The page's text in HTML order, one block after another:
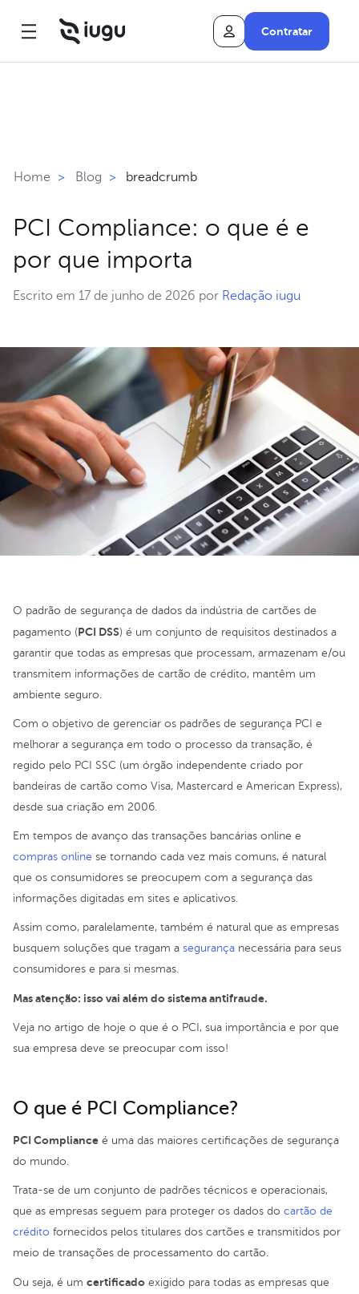
Contratar
Home > Blog > breadcrumb
PCI Compliance: o que é e
por que importa
Escrito em 17 de junho de 2026 por Redação iugu
O padrão de segurança de dados da indústria de cartões de
pagamento (PCI DSS) é um conjunto de requisitos destinados a
garantir que todas as empresas que processam, armazenam e/ou
transmitem informações de cartão de crédito, mantêm um
ambiente seguro.
Com o objetivo de gerenciar os padrões de segurança PCI e
melhorar a segurança em todo o processo da transação, é
regido pelo PCI SSC (um órgão independente criado por
bandeiras de cartão como Visa, Mastercard e American Express),
desde sua criação em 2006.
Em tempos de avanço das transações bancárias online e
compras online se tornando cada vez mais comuns, é natural
que os consumidores se preocupem com a segurança das
informações digitadas em sites e aplicativos.
Assim como, paralelamente, também é natural que as empresas
busquem soluções que tragam a segurança necessária para seus
consumidores e para si mesmas.
Mas atenção: isso vai além do sistema antifraude.
Veja no artigo de hoje o que é o PCI, sua importância e por que
sua empresa deve se preocupar com isso!
O que é PCI Compliance?
PCI Compliance é uma das maiores certificações de segurança
do mundo.
Trata-se de um conjunto de padrões técnicos e operacionais,
que as empresas seguem para proteger os dados do cartão de
crédito fornecidos pelos titulares dos cartões e transmitidos por
meio de transações de processamento do cartão.
Ou seja, é um certificado exigido para todas as empresas que